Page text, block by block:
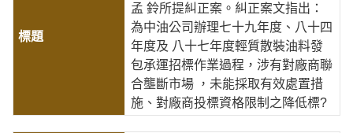
孟 鈴所提糾正案。糾正案文指出：
為中油公司辦理七十九年度、八十四
年度及 八十七年度輕質散裝油料發
包承運招標作業過程，涉有對廠商聯
合壟斷市場 ，未能採取有效處置措
施、對廠商投標資格限制之降低標?